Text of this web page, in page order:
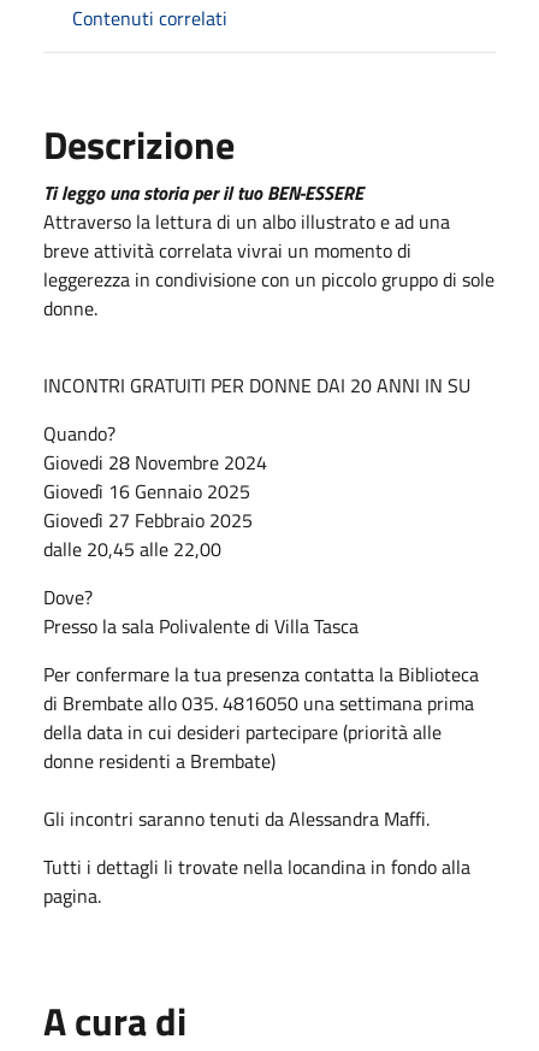
Contenuti correlati
Descrizione
Ti leggo una storia per il tuo BEN-ESSERE
Attraverso la lettura di un albo illustrato e ad una
breve attività correlata vivrai un momento di
leggerezza in condivisione con un piccolo gruppo di sole
donne.
INCONTRI GRATUITI PER DONNE DAI 20 ANNI IN SU
Quando?
Giovedi 28 Novembre 2024
Giovedì 16 Gennaio 2025
Giovedì 27 Febbraio 2025
dalle 20,45 alle 22,00
Dove?
Presso la sala Polivalente di Villa Tasca
Per confermare la tua presenza contatta la Biblioteca
di Brembate allo 035. 4816050 una settimana prima
della data in cui desideri partecipare (priorità alle
donne residenti a Brembate)
Gli incontri saranno tenuti da Alessandra Maffi.
Tutti i dettagli li trovate nella locandina in fondo alla
pagina.
A cura di